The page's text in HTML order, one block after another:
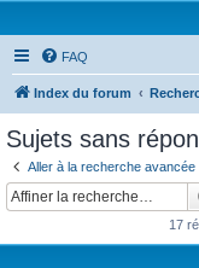
FAQ
Index du forum
Sujets sans
Aller à la recherche avancée
17